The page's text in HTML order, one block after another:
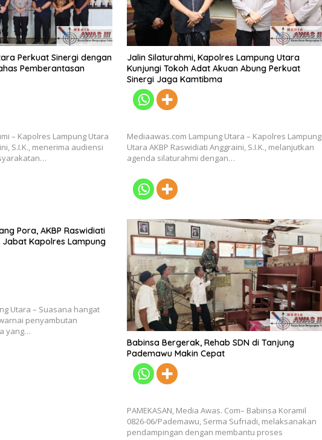
Perkuat Sinergi dengan
Pemberantasan
– Kapolres Lampung Utara
S.I.K., menerima audiensi
Jalin Silaturahmi, Kapolres Lampung Utara
Kunjungi Tokoh Adat Akuan Abung Perkuat
Sinergi Jaga Kamtibma
Mediaawas.com Lampung Utara – Kapolres Lampung
Utara AKBP Raswidiati Anggraini, S.I.K., melanjutkan
agenda silaturahmi dengan…
Pora, AKBP Raswidiati
Jabat Kapolres Lampung
Utara – Suasana hangat
penyambutan
yang…
Babinsa Bergerak, Rehab SDN di Tanjung
Pademawu Makin Cepat
PAMEKASAN, Media Awas. Com– Babinsa Koramil
0826-06/Pademawu, Serma Sufriadi, melaksanakan
pendampingan dengan membantu proses